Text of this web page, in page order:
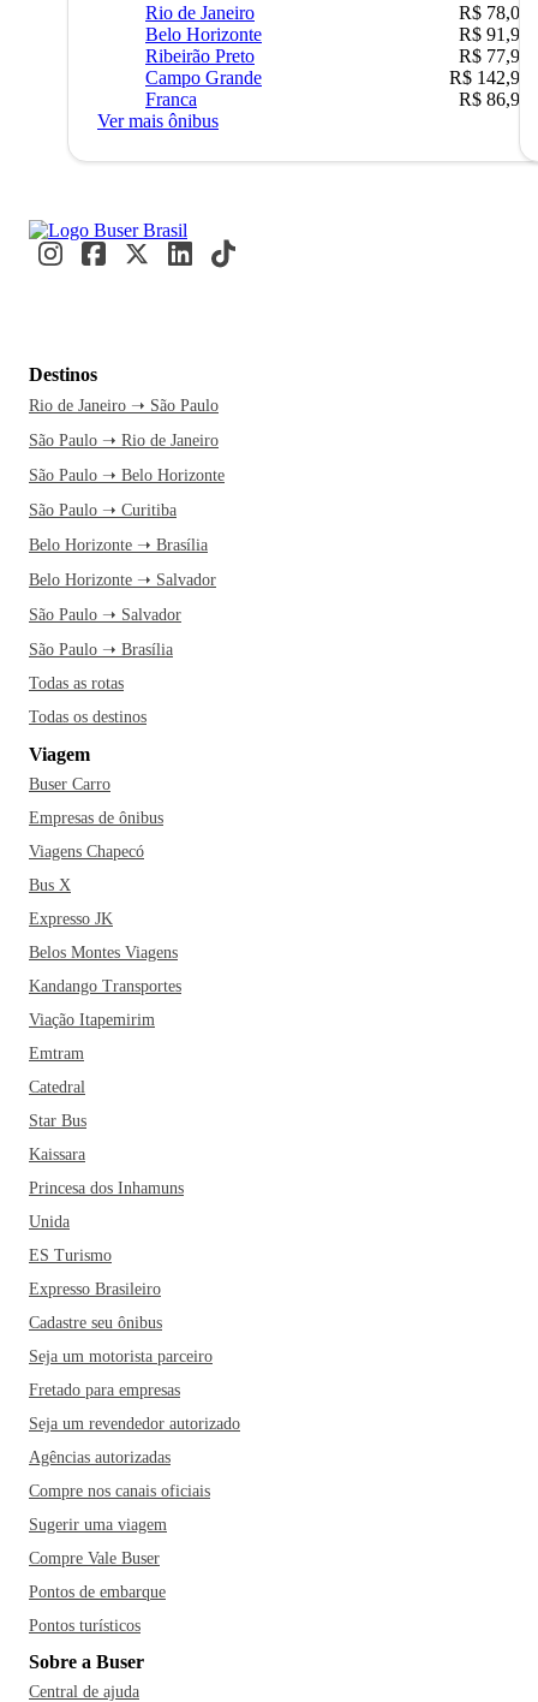
Rio de Janeiro
R$ 78,02
Belo Horizonte
R$ 91,90
Ribeirão Preto
R$ 77,90
Campo Grande
R$ 142,90
Franca
R$ 86,90
Ver mais ônibus
Destinos
Rio de Janeiro ➝ São Paulo
São Paulo ➝ Rio de Janeiro
São Paulo ➝ Belo Horizonte
São Paulo ➝ Curitiba
Belo Horizonte ➝ Brasília
Belo Horizonte ➝ Salvador
São Paulo ➝ Salvador
São Paulo ➝ Brasília
Todas as rotas
Todas os destinos
Viagem
Buser Carro
Empresas de ônibus
Viagens Chapecó
Bus X
Expresso JK
Belos Montes Viagens
Kandango Transportes
Viação Itapemirim
Emtram
Catedral
Star Bus
Kaissara
Princesa dos Inhamuns
Unida
ES Turismo
Expresso Brasileiro
Cadastre seu ônibus
Seja um motorista parceiro
Fretado para empresas
Seja um revendedor autorizado
Agências autorizadas
Compre nos canais oficiais
Sugerir uma viagem
Compre Vale Buser
Pontos de embarque
Pontos turísticos
Sobre a Buser
Central de ajuda